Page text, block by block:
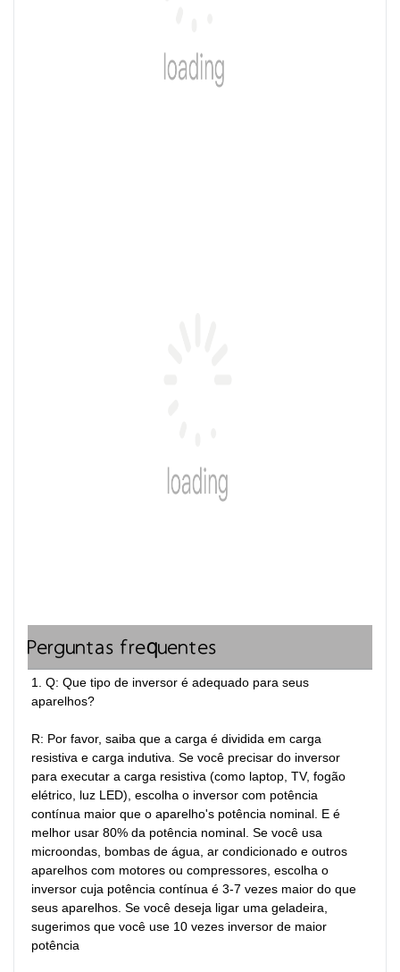
Perguntas frequentes
1. Q: Que tipo de inversor é adequado para seus
aparelhos?
R: Por favor, saiba que a carga é dividida em carga
resistiva e carga indutiva. Se você precisar do inversor
para executar a carga resistiva (como laptop, TV, fogão
elétrico, luz LED), escolha o inversor com potência
contínua maior que o aparelho's potência nominal. E é
melhor usar 80% da potência nominal. Se você usa
microondas, bombas de água, ar condicionado e outros
aparelhos com motores ou compressores, escolha o
inversor cuja potência contínua é 3-7 vezes maior do que
seus aparelhos. Se você deseja ligar uma geladeira,
sugerimos que você use 10 vezes inversor de maior
potência